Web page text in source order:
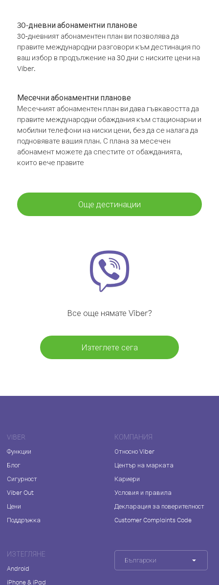
30-дневни абонаментни планове
30-дневният абонаментен план ви позволява да
правите международни разговори към дестинация по
ваш избор в продължение на 30 дни с ниските цени на
Viber.
Месечни абонаментни планове
Месечният абонаментен план ви дава гъвкавостта да
правите международни обаждания към стационарни и
мобилни телефони на ниски цени, без да се налага да
подновявате вашия план. С плана за месечен
абонамент можете да спестите от обажданията,
които вече правите
Още дестинации
Все още нямате Viber?
Изтеглете сега
VIBER
Функции
Блог
Сигурност
Viber Out
Цени
Поддръжка
КОМПАНИЯ
Относно Viber
Център на марката
Кариери
Условия и правила
Декларация за поверителност
Customer Complaints Code
ИЗТЕГЛЯНЕ
Android
iPhone & iPad
Български